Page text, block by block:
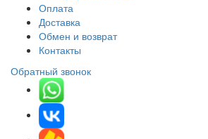
Оплата
Доставка
Обмен и возврат
Контакты
Обратный звонок